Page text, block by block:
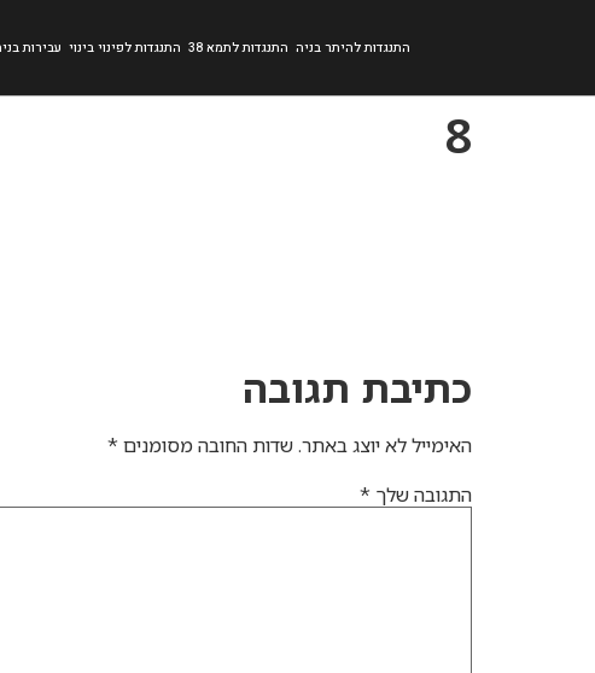
התנגדות להיתר בניה התנגדות לתמא 38 התנגדות לפינוי בינוי עבירות
8
כתיבת תגובה
האימייל לא יוצג באתר.שדות החובה מסומנים *
התגובה שלך *